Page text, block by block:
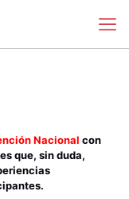
Nacional con
que, sin duda,